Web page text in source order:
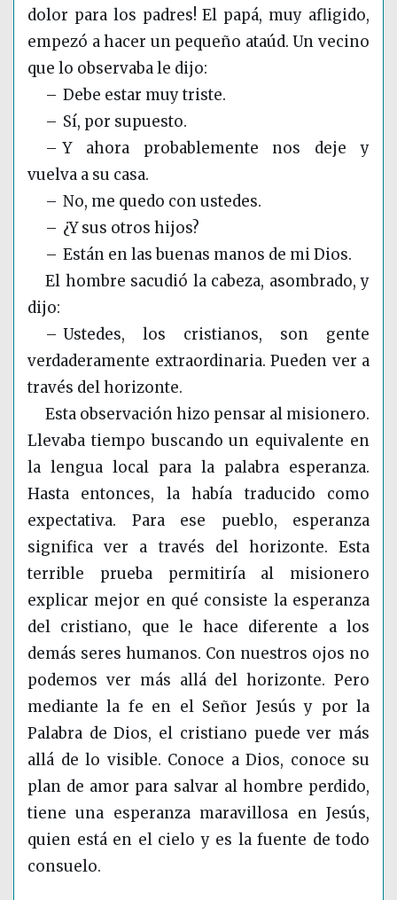
dolor para los padres! El papá, muy afligido,
empezó a hacer un pequeño ataúd. Un vecino
que lo observaba le dijo:
– Debe estar muy triste.
– Sí, por supuesto.
– Y ahora probablemente nos deje y
vuelva a su casa.
– No, me quedo con ustedes.
– ¿Y sus otros hijos?
– Están en las buenas manos de mi Dios.
El hombre sacudió la cabeza, asombrado, y
dijo:
– Ustedes, los cristianos, son gente
verdaderamente extraordinaria. Pueden ver a
través del horizonte.
Esta observación hizo pensar al misionero.
Llevaba tiempo buscando un equivalente en
la lengua local para la palabra esperanza.
Hasta entonces, la había traducido como
expectativa. Para ese pueblo, esperanza
significa ver a través del horizonte. Esta
terrible prueba permitiría al misionero
explicar mejor en qué consiste la esperanza
del cristiano, que le hace diferente a los
demás seres humanos. Con nuestros ojos no
podemos ver más allá del horizonte. Pero
mediante la fe en el Señor Jesús y por la
Palabra de Dios, el cristiano puede ver más
allá de lo visible. Conoce a Dios, conoce su
plan de amor para salvar al hombre perdido,
tiene una esperanza maravillosa en Jesús,
quien está en el cielo y es la fuente de todo
consuelo.